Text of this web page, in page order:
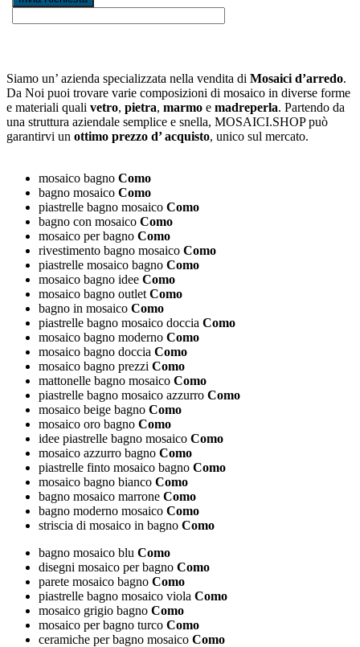
Siamo un’ azienda specializzata nella vendita di Mosaici d’arredo.
Da Noi puoi trovare varie composizioni di mosaico in diverse forme
e materiali quali vetro, pietra, marmo e madreperla. Partendo da
una struttura aziendale semplice e snella, MOSAICI.SHOP può
garantirvi un ottimo prezzo d’ acquisto, unico sul mercato.
mosaico bagno Como
bagno mosaico Como
piastrelle bagno mosaico Como
bagno con mosaico Como
mosaico per bagno Como
rivestimento bagno mosaico Como
piastrelle mosaico bagno Como
mosaico bagno idee Como
mosaico bagno outletComo
bagno in mosaico Como
piastrelle bagno mosaico doccia Como
mosaico bagno moderno Como
mosaico bagno doccia Como
mosaico bagno prezzi Como
mattonelle bagno mosaico Como
piastrelle bagno mosaico azzurro Como
mosaico beige bagno Como
mosaico oro bagno Como
idee piastrelle bagno mosaico Como
mosaico azzurro bagno Como
piastrelle finto mosaico bagno Como
mosaico bagno bianco Como
bagno mosaico marrone Como
bagno moderno mosaico Como
striscia di mosaico in bagno Como
bagno mosaico blu Como
disegni mosaico per bagno Como
parete mosaico bagno Como
piastrelle bagno mosaico viola Como
mosaico grigio bagno Como
mosaico per bagno turco Como
ceramiche per bagno mosaico Como